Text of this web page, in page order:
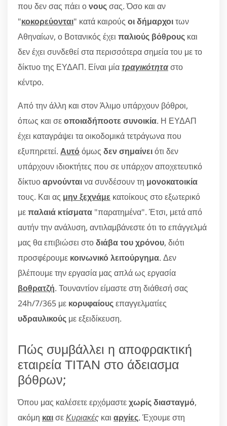
που δεν σας πάει ονουςσας. Όσο και αν
"κοκορεύονται" κατά καιρούς οι δήμαρχοιτων
Αθηναίων, ο Βοτανικός έχει παλιούς βόθρους και
δεν έχει συνδεθεί στα περισσότερα σημεία του με το
δίκτυο της ΕΥΔΑΠ. Είναι μίατραγικότηταστο
κέντρο.
Από την άλλη και στον Άλιμο υπάρχουν βόθροι,
όπως και σεοποιαδήποοτε συνοικία. Η ΕΥΔΑΠ
έχει καταγράψει τα οικοδομικά τετράγωνα που
εξυπηρετεί. Αυτόόμως δεν σημαίνειότι δεν
υπάρχουν ιδιοκτήτες που σε υπάρχον αποχετευτικό
δίκτυοαρνούνταινα συνδέσουν τη μονοκατοικία
τους. Και ας μην ξεχνάμε κατοίκους στο εξωτερικό
μεπαλαιά κτίσματα "παρατημένα". Έτσι, μετά από
αυτήν την ανάλυση, αντιλαμβάνεστε ότι το επάγγελμά
μας θα επιβιώσει στοδιάβα του χρόνου, διότι
προσφέρουμε κοινωνικό λειτούργημα. Δεν
βλέπουμε την εργασία μας απλά ως εργασία
βοθρατζή. Τουναντίον είμαστε στη διάθεσή σας
24h/7/365 με κορυφαίουςεπαγγελματίες
υδραυλικούς με εξειδίκευση.
Πώς συμβάλλει η αποφρακτική
εταιρεία ΤΙΤΑΝ στο άδειασμα
βόθρων;
Όπου μας καλέσετε ερχόμαστεχωρίς διασταγμό,
ακόμη καισεΚυριακές και αργίες. Έχουμε στη